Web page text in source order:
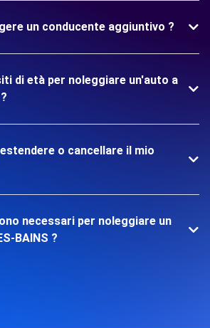
un conducente aggiuntivo ?
di età per noleggiare un'auto a
o cancellare il mio
necessari per noleggiare un
BAINS ?